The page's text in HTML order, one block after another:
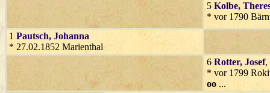
5 Kolbe,
* vor 1790
1 Pautsch, Johanna
* 27.02.1852 Marienthal
6 Rotter, Josef,
* vor 1799
oo ...